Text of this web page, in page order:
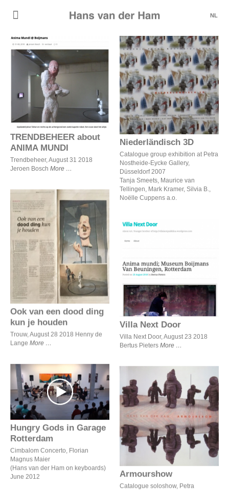
NL
TRENDBEHEER about
ANIMA MUNDI
TRENDBEHEER about
ANIMA MUNDI
Trendbeheer, August 31 2018
Jeroen Bosch More
Niederländisch 3D
Niederländisch 3D
Catalogue group exhibition at Petra
Nostheide-Eycke Gallery,
Düsseldorf 2007
Tanja Smeets, Maurice van
Tellingen, Mark Kramer, Silvia B.,
Noëlle Cuppens a.o.
Ook van een dood ding kun
je houden
Ook van een dood ding
kun je houden
Trouw, August 28 2018 Henny de
Lange More
Villa Next Door
Villa Next Door
Villa Next Door, August 23 2018
Bertus Pieters More
Hungry Gods in Garage
Rotterdam
Hungry Gods in Garage
Rotterdam
Cimbalom Concerto, Florian
Magnus Maier
(Hans van der Ham on keyboards)
June 2012
Armourshow
Armourshow
Catalogue soloshow, Petra